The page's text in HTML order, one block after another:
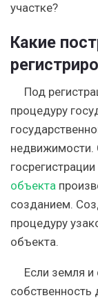
участке?
Какие
Под
процедуру
объекта
созданием.
процедуру
объекта.
Если земля
собственность